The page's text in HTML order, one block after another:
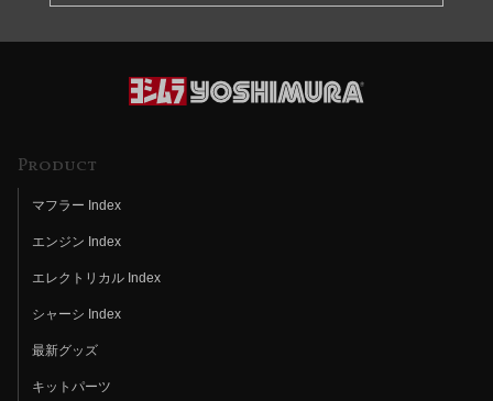
Product
マフラー Index
エンジン Index
エレクトリカル Index
シャーシ Index
最新グッズ
キットパーツ